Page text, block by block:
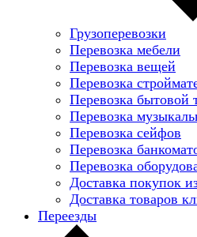
Грузоперевозки
Перевозка мебели
Перевозка вещей
Перевозка
Перевозка бытовой
Перевозка
Перевозка сейфов
Перевозка
Перевозка
Доставка покупок
Доставка товаров
Переезды